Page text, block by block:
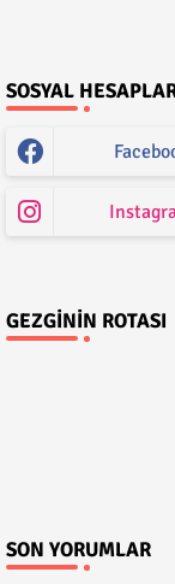
SOSYAL
GEZGININ ROTASI
SON YORUMLAR